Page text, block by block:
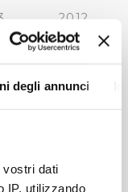
degli annunci
dati
IP, utilizzando
2012
2008
22 23